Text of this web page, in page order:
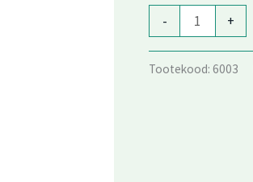
-
+
Tootekood:6003